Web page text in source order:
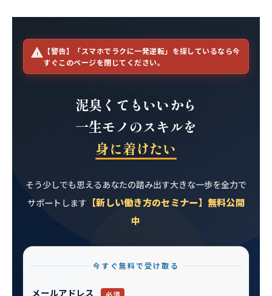
【警告】「スマホでラクに一発逆転」を探しているなら今
すぐこのページを閉じてください。
泥臭くてもいいから
一生モノのスキルを
身に着けたい
そう少しでも思えるあなたの踏み出す大きな一歩を全力で
サポートします 【新しい働き方のセミナー】無料公開
中
今すぐ無料で受け取る
メールアドレス